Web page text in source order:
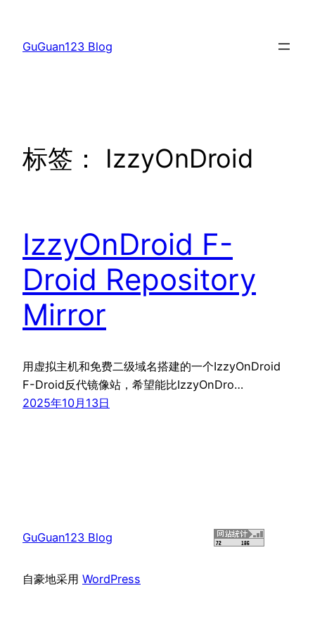
GuGuan123 Blog
标签： IzzyOnDroid
IzzyOnDroid F-
Droid Repository
Mirror
用虚拟主机和免费二级域名搭建的一个IzzyOnDroid
F-Droid反代镜像站，希望能比IzzyOnDro…
2025年10月13日
GuGuan123 Blog
自豪地采用 WordPress